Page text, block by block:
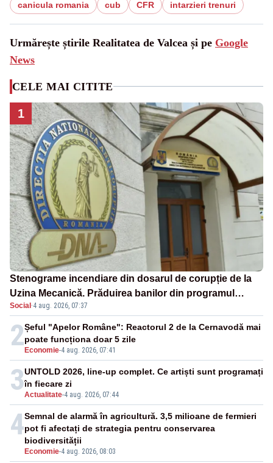
canicula romania cub CFR intarzieri trenuri
Urmărește știrile Realitatea de Valcea și pe Google
News
CELE MAI CITITE
1
Stenograme incendiare din dosarul de corupție de la
Uzina Mecanică. Prăduirea banilor din programul
SAFE, interceptată de DNA
Social ·4 aug. 2026, 07:37
2 Economie-4 aug. 2026, 07:41
Șeful "Apelor Române": Reactorul 2 de la Cernavodă mai
poate funcționa doar 5 zile
3Actualitate-4 aug. 2026, 07:44
UNTOLD 2026, line-up complet. Ce artiști sunt programați
în fiecare zi
4
Economie-4 aug. 2026, 08:03
Semnal de alarmă în agricultură. 3,5 milioane de fermieri
pot fi afectați de strategia pentru conservarea
biodiversității